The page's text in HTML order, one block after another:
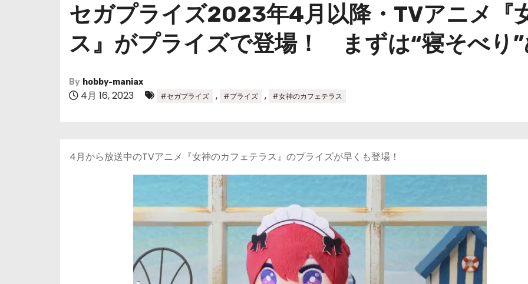
セガプライズ2023年4月以降・TVアニメ『
ス』がプライズで登場！ まずは“寝そべり
By hobby-maniax
4月 16, 2023 #セガプライズ , #プライズ , #女神のカフェテラス
4月から放送中のTVアニメ『女神のカフェテラス』のプライズが早くも登場！